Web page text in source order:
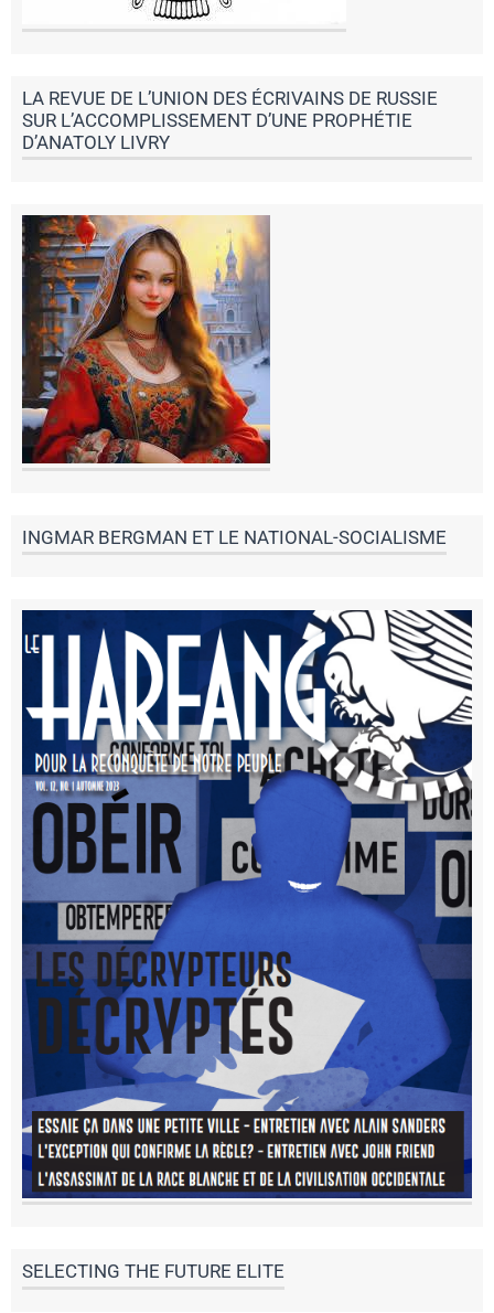
LA REVUE DE L’UNION DES ÉCRIVAINS DE RUSSIE
SUR L’ACCOMPLISSEMENT D’UNE PROPHÉTIE
D’ANATOLY LIVRY
INGMAR BERGMAN ET LE NATIONAL-SOCIALISME
SELECTING THE FUTURE ELITE